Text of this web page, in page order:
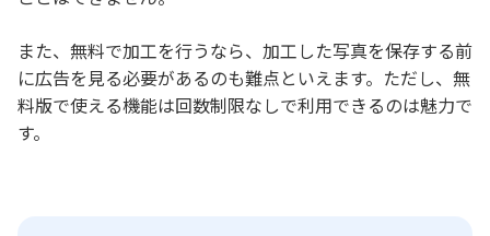
また、無料で加工を行うなら、加工した写真を保存する前
に広告を見る必要があるのも難点といえます。ただし、無
料版で使える機能は回数制限なしで利用できるのは魅力で
す。